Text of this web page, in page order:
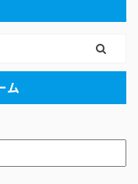
ム